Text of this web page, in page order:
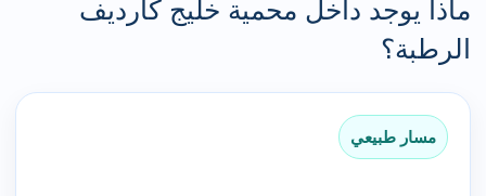
ماذا يوجد داخل محمية خليج كارديف
الرطبة؟
مسار طبيعي